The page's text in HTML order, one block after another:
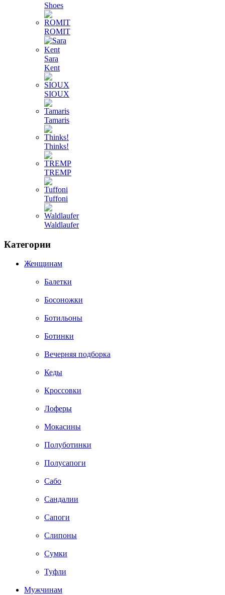
Shoes
ROMIT
Sara
Kent
SIOUX
Tamaris
Thinks!
TREMP
Tuffoni
Waldlaufer
Категории
Женщинам
Балетки
Босоножки
Ботильоны
Ботинки
Вечерняя подборка
Кеды
Кроссовки
Лоферы
Мокасины
Полуботинки
Полусапоги
Сабо
Сандалии
Сапоги
Слипоны
Сумки
Туфли
Мужчинам